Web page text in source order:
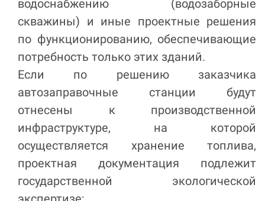
водоснабжению (водозаборные
скважины) и иные проектные решения
по функционированию, обеспечивающие
потребность только этих зданий.
Если по решению заказчика
автозаправочные станции будут
отнесены к производственной
инфраструктуре, на которой
осуществляется хранение топлива,
проектная документация подлежит
государственной экологической